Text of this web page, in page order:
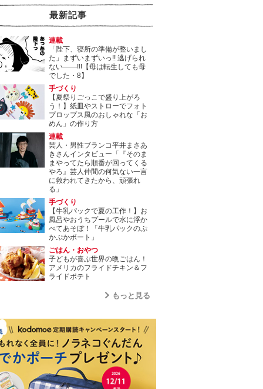
最新記事
連載
「陛下、寝所の準備が整いまし
た」まずいまずいっ!! 逃げられ
ない――!!!【母は転生しても母
でした・8】
手づくり
【夏祭りごっこで盛り上がろ
う！】紙皿やストローでフォト
プロップス風のおしゃれな「お
めん」の作り方
連載
芸人・男性ブランコ平井まさあ
きさんインタビュー「『そのま
まやってたら順番が回ってくる
やろ』芸人仲間の何気ない一言
に救われてきたから、頑張れ
る」
手づくり
【牛乳パックで夏の工作！】お
風呂やおうちプールで水に浮か
べてあそぼ！「牛乳パックのぷ
かぷかボート」
ごはん・おやつ
子どもが喜ぶ世界の晩ごはん！
アメリカのフライドチキン＆フ
ライドポテト
もっと見る